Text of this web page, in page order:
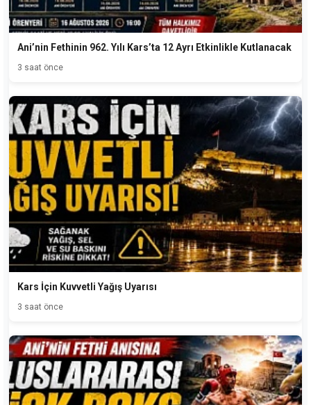
Ani’nin Fethinin 962. Yılı Kars’ta 12 Ayrı Etkinlikle Kutlanacak
3 saat önce
Kars İçin Kuvvetli Yağış Uyarısı
3 saat önce